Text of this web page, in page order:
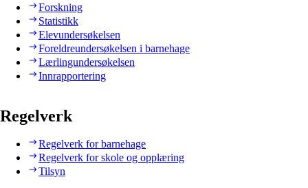
Forskning
Statistikk
Elevundersøkelsen
Foreldreundersøkelsen i barnehage
Lærlingundersøkelsen
Innrapportering
Regelverk
Regelverk for barnehage
Regelverk for skole og opplæring
Tilsyn